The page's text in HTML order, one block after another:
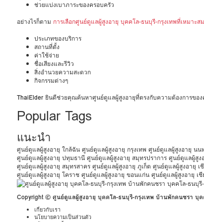
ช่วยแบ่งเบาภาระของครอบครัว
อย่างไรก็ตาม การเลือกศูนย์ดูแลผู้สูงอายุ บุคคโล-ธนบุรี-กรุงเทพที่เหมาะสม
ประเภทของบริการ
สถานที่ตั้ง
ค่าใช้จ่าย
ชื่อเสียงและรีวิว
สิ่งอำนวยความสะดวก
กิจกรรมต่างๆ
ThaiElderยินดีช่วยคุณค้นหาศูนย์ดูแลผู้สูงอายุที่ตรงกับความต้องการของ
Popular Tags
แนะนำ
ศูนย์ดูแลผู้สูงอายุ ใกล้ฉัน ศูนย์ดูแลผู้สูงอายุ กรุงเทพ ศูนย์ดูแลผู้สูงอายุ นน
ศูนย์ดูแลผู้สูงอายุ ปทุมธานี ศูนย์ดูแลผู้สูงอายุ สมุทรปราการ ศูนย์ดูแลผู้สูง
ศูนย์ดูแลผู้สูงอายุ สมุทรสาคร ศูนย์ดูแลผู้สูงอายุ ภูเก็ต ศูนย์ดูแลผู้สูงอายุ เ
ศูนย์ดูแลผู้สูงอายุ โคราช ศูนย์ดูแลผู้สูงอายุ ขอนแก่น ศูนย์ดูแลผู้สูงอายุ เชี
Copyright © ศูนย์ดูแลผู้สูงอายุ บุคคโล-ธนบุรี-กรุงเทพ บ้านพักคนชรา บุ
เกี่ยวกับเรา
นโยบายความเป็นส่วนตัว